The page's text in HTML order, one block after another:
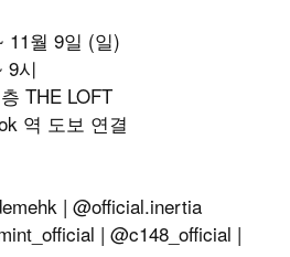
11월 9일 (일)
9시
층 THE LOFT
역 도보 연결
| @official.inertia
| @c148_official |